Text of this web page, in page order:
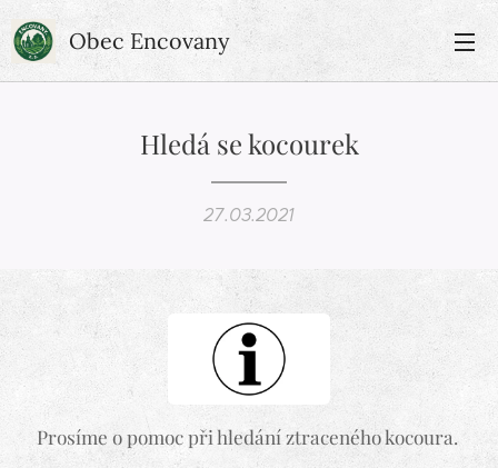
Obec Encovany
Hledá se kocourek
27.03.2021
Prosíme o pomoc při hledání ztraceného kocoura.